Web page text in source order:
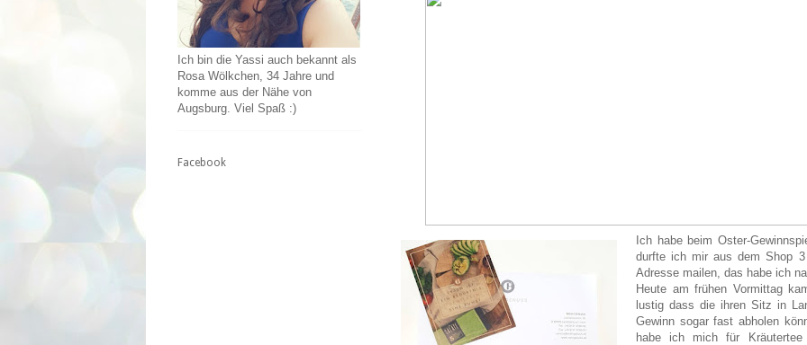
Ich habe beim Oster-
durfte ich mir aus dem Shop
Adresse mailen, das habe ich
Heute am frühen Vormittag
lustig dass die ihren Sitz in
Gewinn sogar fast abholen
habe ich mich für Kräutertee
Ich bin die Yassi auch bekannt als
Rosa Wölkchen, 34 Jahre und
komme aus der Nähe von
Augsburg. Viel Spaß :)
Facebook